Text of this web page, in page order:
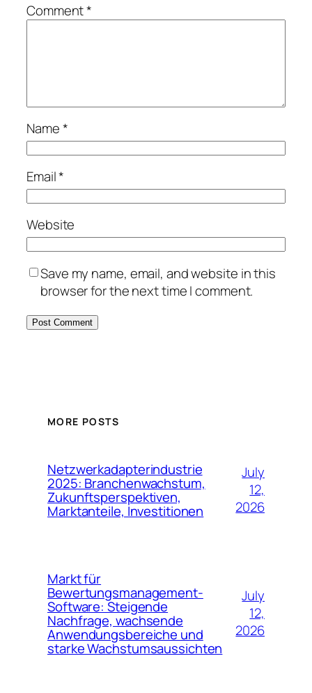
Comment*
Name*
Email*
Website
Save my name, email, and website in this
browser for the next time I comment.
MORE POSTS
Netzwerkadapterindustrie
2025: Branchenwachstum,
Zukunftsperspektiven,
Marktanteile, Investitionen
July
12,
2026
Markt für
Bewertungsmanagement-
Software: Steigende
Nachfrage, wachsende
Anwendungsbereiche und
starke Wachstumsaussichten
July
12,
2026